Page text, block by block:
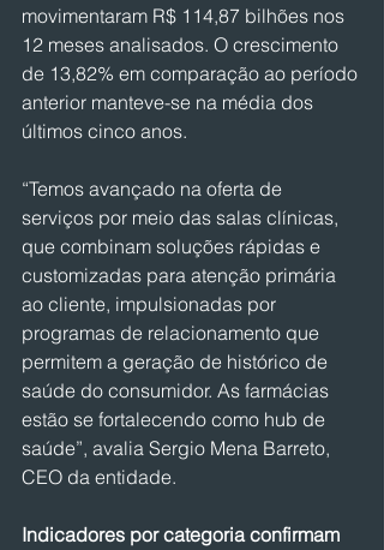
movimentaram R$ 114,87 bilhões nos
12 meses analisados. O crescimento
de 13,82% em comparação ao período
anterior manteve-se na média dos
últimos cinco anos.
“Temos avançado na oferta de
serviços por meio das salas clínicas,
que combinam soluções rápidas e
customizadas para atenção primária
ao cliente, impulsionadas por
programas de relacionamento que
permitem a geração de histórico de
saúde do consumidor. As farmácias
estão se fortalecendo como hub de
saúde”, avalia Sergio Mena Barreto,
CEO da entidade.
Indicadores por categoria confirmam